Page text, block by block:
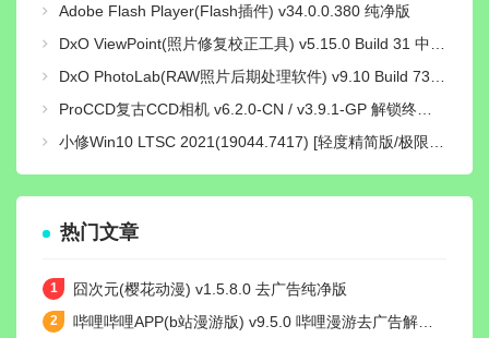
Adobe Flash Player(Flash插件) v34.0.0.380 纯净版
DxO ViewPoint(照片修复校正工具) v5.15.0 Build 31 中文绿色便携版
DxO PhotoLab(RAW照片后期处理软件) v9.10 Build 736 中文激活版
ProCCD复古CCD相机 v6.2.0-CN / v3.9.1-GP 解锁终身pro会员版
小修Win10 LTSC 2021(19044.7417) [轻度精简版/极限精简版]
热门文章
囧次元(樱花动漫) v1.5.8.0 去广告纯净版
哔哩哔哩APP(b站漫游版) v9.5.0 哔哩漫游去广告解除版权受限